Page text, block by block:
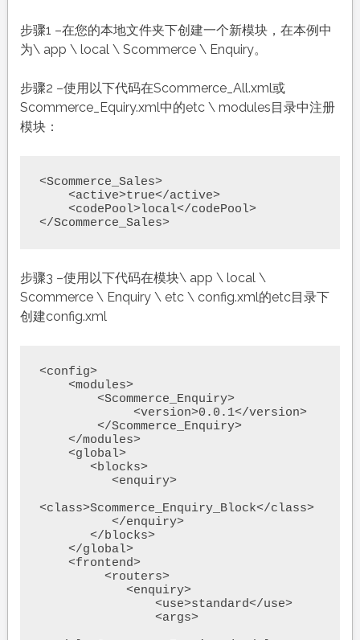
步骤1 –在您的本地文件夹下创建一个新模块，在本例中
为\ app \ local \ Scommerce \ Enquiry。
步骤2 –使用以下代码在Scommerce_All.xml或
Scommerce_Equiry.xml中的etc \ modules目录中注册
模块：
<Scommerce_Sales>
</Scommerce_Sales>
步骤3 –使用以下代码在模块\ app \ local \
Scommerce \ Enquiry \ etc \ config.xml的etc目录下
创建config.xml
<config>
<class>Scommerce_Enquiry_Block</class>